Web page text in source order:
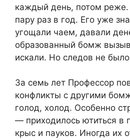
каждый день, потом
пару раз в год. Его уже
угощали чаем, давали
образованный бомж
искали. Но следов не
За семь лет Профессор
конфликты с другими
голод, холод. Особенно
— приходилось ютиться в
крыс и пауков. Иногда их